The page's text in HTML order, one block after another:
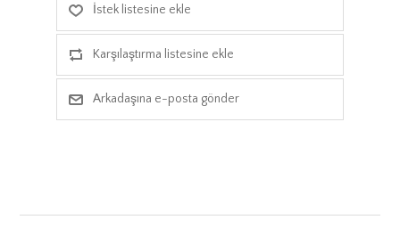
İstek listesine ekle
Karşılaştırma listesine ekle
Arkadaşına e-posta gönder